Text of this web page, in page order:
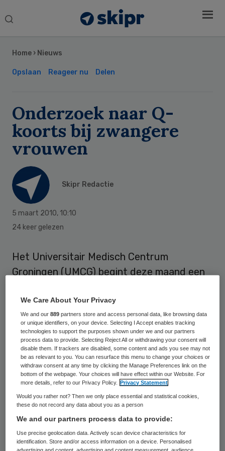
Search
Home › Nieuws
Opslaan Reageer nu Delen
Onderzoek naar Q-
koorts bij zwangere
vrouwen
Skipr Redactie
5 maart 2010, 10:10
24 keer gelezen
Het Universitair Medisch Centrum
Groningen (UMCG) begint deze maand een
van Q-koorts bij zwangere vrouwen. Het
ziekenhuis heeft dat vrijdag
bekendgemaakt.
Vroeggeboorte
Volksgezondheid en Milieu (RIVM)
zwangere vrouwen een iets grotere kans
om Q-koorts te krijgen. De deskundigen
Sidebar
We Care About Your Privacy
We and our889 partners store and access personal data, like browsing data
or unique identifiers, on your device. Selecting I Accept enables tracking
technologies to support the purposes shown under we and our partners
process data to provide. Selecting Reject All or withdrawing your consent will
disable them. If trackers are disabled, some content and ads you see may not
be as relevant to you. You can resurface this menu to change your choices or
withdraw consent at any time by clicking the Manage Preferences link on the
bottom of the webpage. Your choices will have effect within our Website. For
more details, refer to our Privacy Policy.
Privacy Statement
Would you rather not? Then we only place essential and statistical cookies,
these do not record any data about you as a person
We and our partners process data to provide:
Use precise geolocation data. Actively scan device characteristics for
identification. Store and/or access information on a device. Personalised
advertising and content, advertising and content measurement, audience